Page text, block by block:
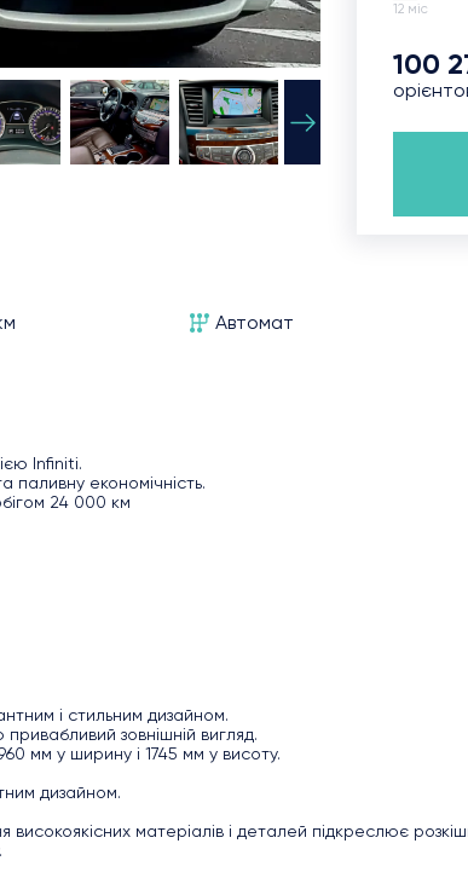
12 міс
100
Автомат
Infiniti.
паливну економічність.
24 000 км
і стильним дизайном.
зовнішній вигляд.
мм у ширину і 1745 мм у висоту.
дизайном.
матеріалів і деталей підкреслює